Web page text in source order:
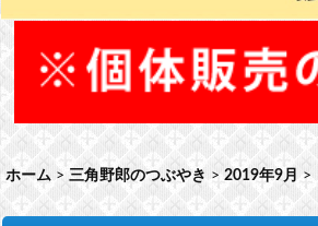
ホーム > 三角野郎のつぶやき > 2019年9月 >